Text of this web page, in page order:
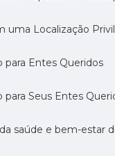
uma Localização
para Entes Queridos
para Seus Entes
saúde e bem-estar